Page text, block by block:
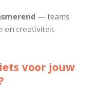
— teams
en creativiteit
voor jouw